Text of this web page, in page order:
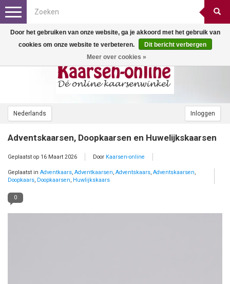
Nederlands Inloggen
Toggle
navigation
Adventskaarsen, Doopkaarsen en Huwelijkskaarsen
Geplaatst op 16 Maart 2026 Door Kaarsen-online
Geplaatst in Adventkaars Adventkaarsen Adventskaars Adventskaarsen
Doopkaars Doopkaarsen Huwlijkskaars
0
Door het gebruiken van onze website, ga je akkoord met het gebruik van
cookies om onze website te verbeteren.
Dit bericht verbergen
Meer over cookies »